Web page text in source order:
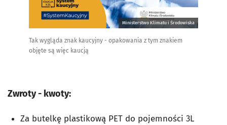
Ministerstwo Klimatu i Środowiska
Tak wygląda znak kaucyjny - opakowania z tym znakiem
objęte są więc kaucją
Zwroty - kwoty:
Za butelkę plastikową PET do pojemności 3L